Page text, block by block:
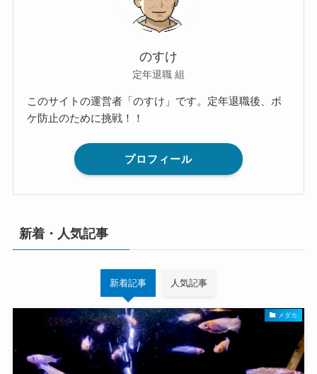
のすけ
定年退職 組
このサイトの運営者「のすけ」です。定年退職後、ボ
ケ防止のために挑戦！！
プロフィール
新着・人気記事
新着記事 人気記事
メダカ